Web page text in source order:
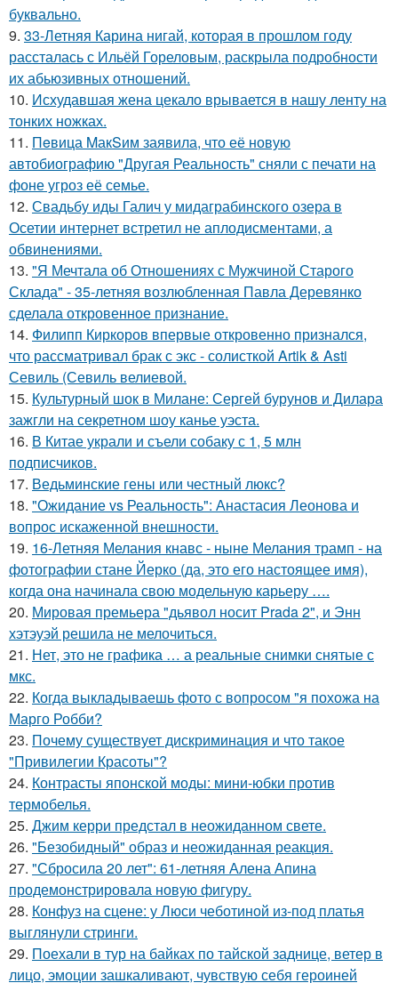
буквально.
9. 33-Летняя Карина нигай, которая в прошлом году
рассталась с Ильёй Гореловым, раскрыла подробности
их абьюзивных отношений.
10. Исхудавшая жена цекало врывается в нашу ленту на
тонких ножках.
11. Пeвица MакSим заявила, что её новую
автобиографию "Другая Реальность" сняли с печати на
фоне угроз её семье.
12. Свадьбу иды Галич у мидаграбинского озера в
Осетии интернет встретил не аплодисментами, а
обвинениями.
13. "Я Мечтала об Отношениях с Мужчиной Старого
Склада" - 35-летняя возлюбленная Павла Деревянко
сделала откровенное признание.
14. Филипп Киркоров впервые откровенно признался,
что рассматривал брак с экс - солисткой Artik & Asti
Севиль (Севиль велиевой.
15. Культурный шок в Милане: Сергей бурунов и Дилара
зажгли на секретном шоу канье уэста.
16. В Китае украли и съели собаку с 1, 5 млн
подписчиков.
17. Ведьминские гены или честный люкс?
18. "Ожидание vs Реальность": Анастасия Леонова и
вопрос искаженной внешности.
19. 16-Летняя Мелания кнавс - ныне Мелания трамп - на
фотографии стане Йерко (да, это его настоящее имя),
когда она начинала свою модельную карьеру ….
20. Мировая премьера "дьявол носит Prada 2", и Энн
хэтэуэй решила не мелочиться.
21. Нет, это не графика … а реальные снимки снятые с
мкс.
22. Когда выкладываешь фото с вопросом "я похожа на
Марго Робби?
23. Почему существует дискриминация и что такое
"Привилегии Красоты"?
24. Контрасты японской моды: мини-юбки против
термобелья.
25. Джим керри предстал в неожиданном свете.
26. "Безобидный" образ и неожиданная реакция.
27. "Сбросила 20 лет": 61-летняя Алена Апина
продемонстрировала новую фигуру.
28. Конфуз на сцене: у Люси чеботиной из-под платья
выглянули стринги.
29. Поехали в тур на байках по тайской заднице, ветер в
лицо, эмоции зашкаливают, чувствую себя героиней